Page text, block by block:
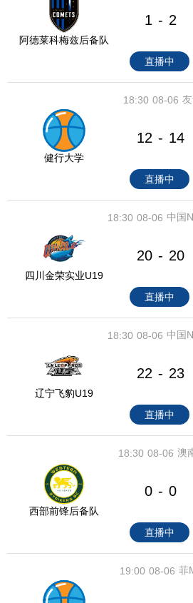
阿德莱科梅兹后备队
1 - 2
直播中
08-06
18:30
健行大学
12 - 14
直播中
08-06
18:30 中国
四川金荣实业U19
20 - 20
直播中
08-06
18:30 中国
辽宁飞豹U19
22 - 23
直播中
08-06
18:30 澳
西部前锋后备队
0 - 0
直播中
08-06
19:00 菲